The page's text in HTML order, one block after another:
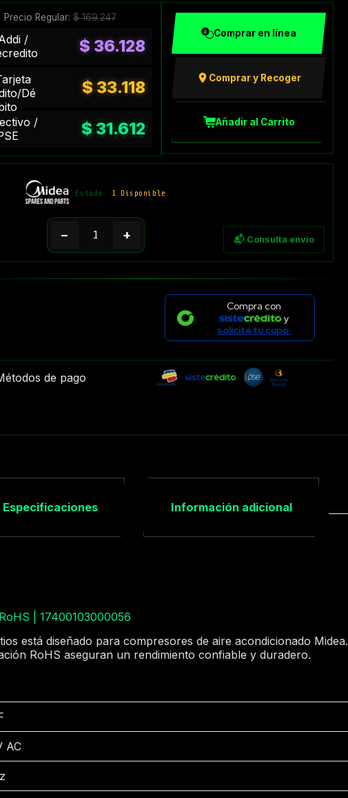
Precio Regular:$169.247
$ 36.128
$ 33.118
$ 31.612
Comprar en línea
Comprar y Recoger
Añadir al Carrito
Estado: 1 Disponible
− + 📬 Consulta envío
Compra con
y
solicita tu cupo.
Especificaciones Información adicional
| 17400103000056
está diseñado para compresores de aire acondicionado Midea.
RoHS aseguran un rendimiento confiable y duradero.
AC